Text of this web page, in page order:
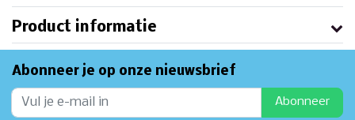
Product informatie
Abonneer je op onze nieuwsbrief
Abonneer